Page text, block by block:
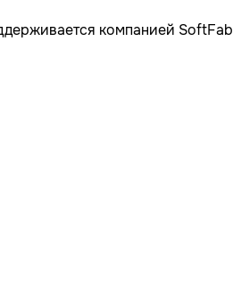
компанией